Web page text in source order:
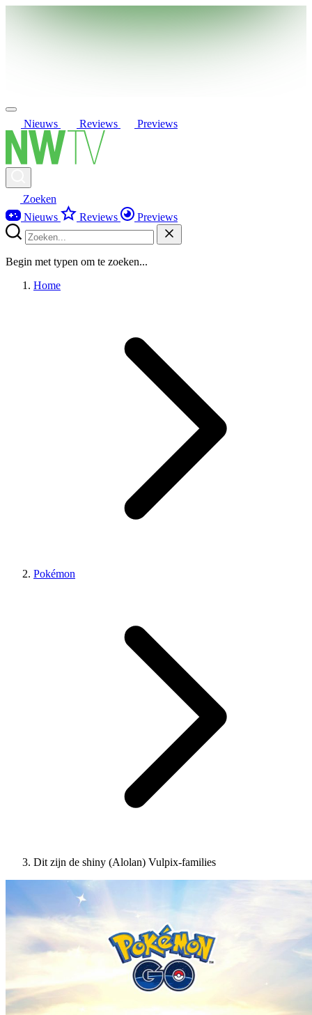
Nieuws Reviews Previews
Zoeken
Nieuws
Reviews Previews
Begin met typen om te zoeken...
Home
Pokémon
Dit zijn de shiny (Alolan) Vulpix-families